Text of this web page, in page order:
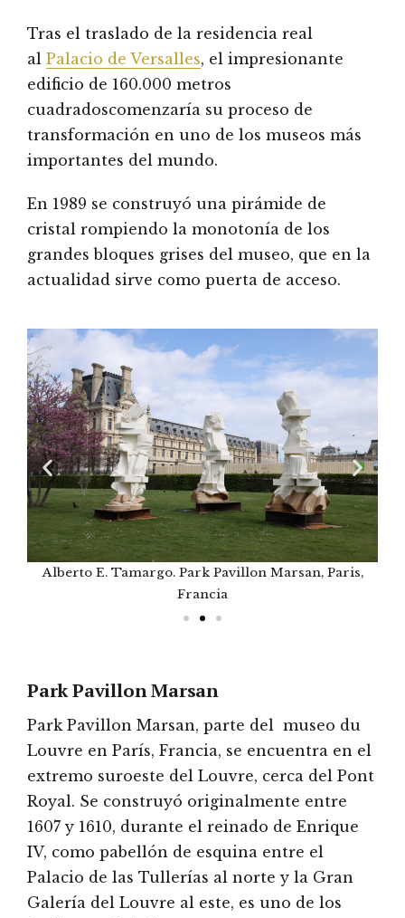
Tras el traslado de la residencia real
al Palacio de Versalles, el impresionante
edificio de 160.000 metros
cuadradoscomenzaría su proceso de
transformación en uno de los museos más
importantes del mundo.
En 1989 se construyó una pirámide de
cristal rompiendo la monotonía de los
grandes bloques grises del museo, que en la
actualidad sirve como puerta de acceso.
Alberto E. Tamargo. Park Pavillon Marsan, Paris,
Francia
Park Pavillon Marsan
Park Pavillon Marsan, parte del museo du
Louvre en París, Francia, se encuentra en el
extremo suroeste del Louvre, cerca del Pont
Royal. Se construyó originalmente entre
1607 y 1610, durante el reinado de Enrique
IV, como pabellón de esquina entre el
Palacio de las Tullerías al norte y la Gran
Galería del Louvre al este, es uno de los